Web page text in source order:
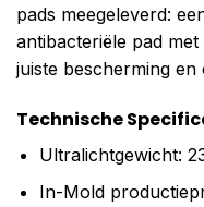
pads meegeleverd:
antibacteriële pad
juiste bescherming
Technische
Ultralichtgewicht:
In-Mold